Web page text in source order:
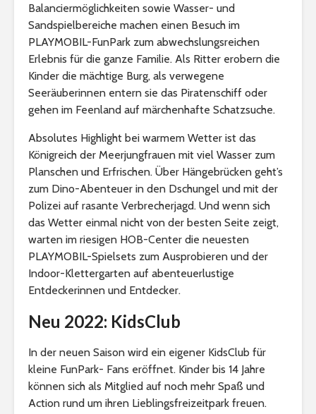
Balanciermöglichkeiten sowie Wasser- und
Sandspielbereiche machen einen Besuch im
PLAYMOBIL-FunPark zum abwechslungsreichen
Erlebnis für die ganze Familie. Als Ritter erobern die
Kinder die mächtige Burg, als verwegene
Seeräuberinnen entern sie das Piratenschiff oder
gehen im Feenland auf märchenhafte Schatzsuche.
Absolutes Highlight bei warmem Wetter ist das
Königreich der Meerjungfrauen mit viel Wasser zum
Planschen und Erfrischen. Über Hängebrücken geht’s
zum Dino-Abenteuer in den Dschungel und mit der
Polizei auf rasante Verbrecherjagd. Und wenn sich
das Wetter einmal nicht von der besten Seite zeigt,
warten im riesigen HOB-Center die neuesten
PLAYMOBIL-Spielsets zum Ausprobieren und der
Indoor-Klettergarten auf abenteuerlustige
Entdeckerinnen und Entdecker.
Neu 2022: KidsClub
In der neuen Saison wird ein eigener KidsClub für
kleine FunPark- Fans eröffnet. Kinder bis 14 Jahre
können sich als Mitglied auf noch mehr Spaß und
Action rund um ihren Lieblingsfreizeitpark freuen.